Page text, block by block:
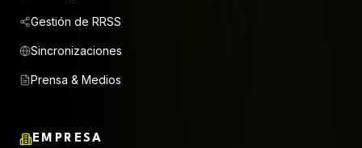
Gestión de RRSS
Sincronizaciones
Prensa & Medios
EMPRESA